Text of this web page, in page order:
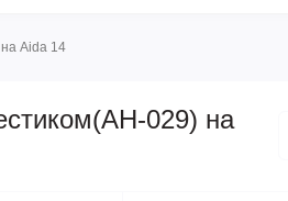
Aida 14
029) на